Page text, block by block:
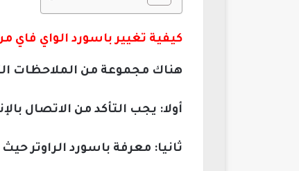
كيفية تغيير باسورد الواي فاي من
هناك مجموعة من الملاحظات
أولا: يجب التأكد من الاتصال
ثانيا: معرفة باسورد الراوتر